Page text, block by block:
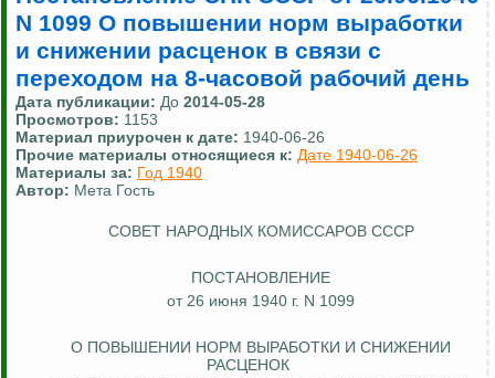
N 1099 О повышении норм выработки
и снижении расценок в связи с
переходом на 8-часовой рабочий день
Дата публикации: До 2014-05-28
Просмотров: 1153
Материал приурочен к дате: 1940-06-26
Прочие материалы относящиеся к: Дате 1940-06-26
Материалы за: Год 1940
Автор: Мета Гость
СОВЕТ НАРОДНЫХ КОМИССАРОВ СССР
ПОСТАНОВЛЕНИЕ
от 26 июня 1940 г. N 1099
О ПОВЫШЕНИИ НОРМ ВЫРАБОТКИ И СНИЖЕНИИ
РАСЦЕНОК